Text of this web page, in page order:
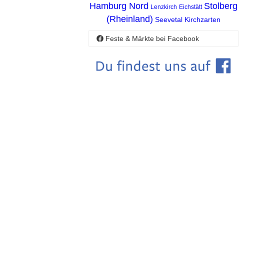
Hamburg Nord Lenzkirch Eichstätt Stolberg
(Rheinland) Seevetal Kirchzarten
Feste & Märkte bei Facebook